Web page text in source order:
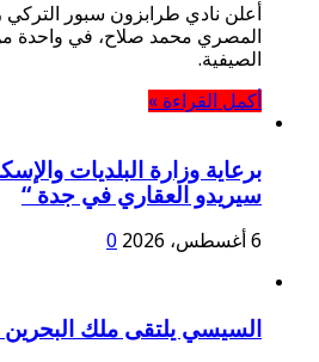
أعلن نادي طرابزون سبور التركي
المصري محمد صلاح، في واحدة من
الصيفية.
أكمل القراءة »
برعاية وزارة البلديات
سيريدو العقاري في جدة “
6 أغسطس، 2026 0
السيسي يلتقى ملك البحرين